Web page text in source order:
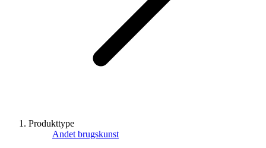
Produkttype
Andet brugskunst